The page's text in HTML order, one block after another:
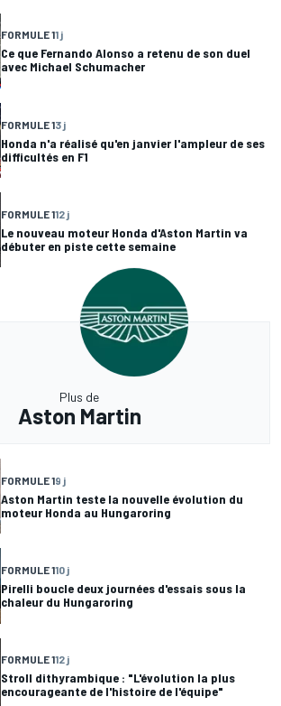
FORMULE 11 j
Ce que Fernando Alonso a retenu de son duel
avec Michael Schumacher
FORMULE 13 j
Honda n'a réalisé qu'en janvier l'ampleur de ses
difficultés en F1
FORMULE 112 j
Le nouveau moteur Honda d'Aston Martin va
débuter en piste cette semaine
Plus de
Aston Martin
FORMULE 19 j
Aston Martin teste la nouvelle évolution du
moteur Honda au Hungaroring
FORMULE 110 j
Pirelli boucle deux journées d'essais sous la
chaleur du Hungaroring
FORMULE 112 j
Stroll dithyrambique : "L'évolution la plus
encourageante de l'histoire de l'équipe"